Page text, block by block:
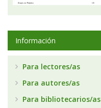
Información
Para lectores/as
Para autores/as
Para bibliotecarios/as